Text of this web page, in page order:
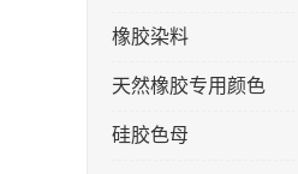
橡胶染料
天然橡胶专用颜色
硅胶色母